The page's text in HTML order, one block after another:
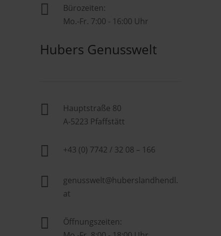

Bürozeiten:
Mo.-Fr. 7:00 - 16:00 Uhr
Hubers Genusswelt

Hauptstraße 80
A-5223 Pfaffstätt
 +43 (0) 7742 / 32 08 – 166

genusswelt@huberslandhendl.
at

Öffnungszeiten: